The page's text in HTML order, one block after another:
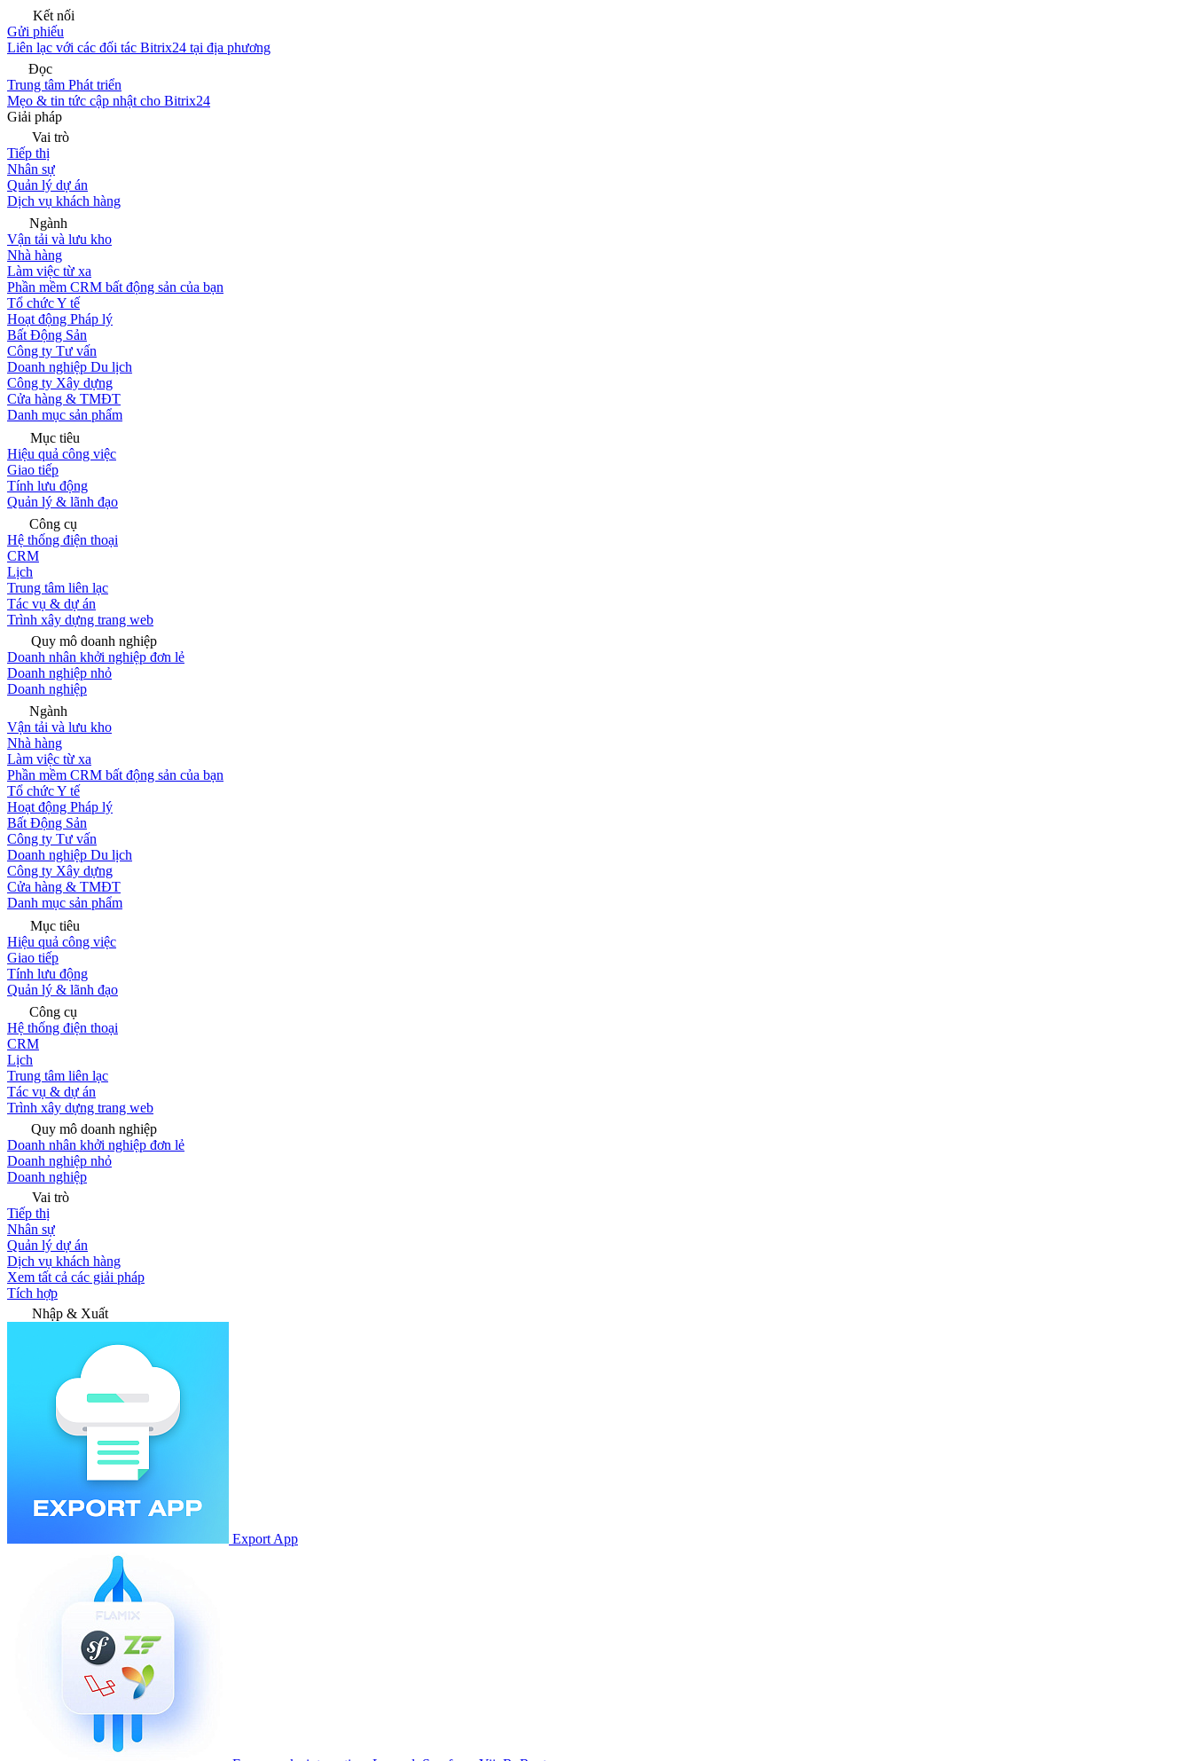
Kết nối
Gửi phiếu
Liên lạc với các đối tác Bitrix24 tại địa phương
Đọc
Trung tâm Phát triển
Mẹo & tin tức cập nhật cho Bitrix24
Giải pháp
Vai trò
Tiếp thị
Nhân sự
Quản lý dự án
Dịch vụ khách hàng
Ngành
Vận tải và lưu kho
Nhà hàng
Làm việc từ xa
Phần mềm CRM bất động sản của bạn
Tổ chức Y tế
Hoạt động Pháp lý
Bất Động Sản
Công ty Tư vấn
Doanh nghiệp Du lịch
Công ty Xây dựng
Cửa hàng & TMĐT
Danh mục sản phẩm
Mục tiêu
Hiệu quả công việc
Giao tiếp
Tính lưu động
Quản lý & lãnh đạo
Công cụ
Hệ thống điện thoại
CRM
Lịch
Trung tâm liên lạc
Tác vụ & dự án
Trình xây dựng trang web
Quy mô doanh nghiệp
Doanh nhân khởi nghiệp đơn lẻ
Doanh nghiệp nhỏ
Doanh nghiệp
Ngành
Vận tải và lưu kho
Nhà hàng
Làm việc từ xa
Phần mềm CRM bất động sản của bạn
Tổ chức Y tế
Hoạt động Pháp lý
Bất Động Sản
Công ty Tư vấn
Doanh nghiệp Du lịch
Công ty Xây dựng
Cửa hàng & TMĐT
Danh mục sản phẩm
Mục tiêu
Hiệu quả công việc
Giao tiếp
Tính lưu động
Quản lý & lãnh đạo
Công cụ
Hệ thống điện thoại
CRM
Lịch
Trung tâm liên lạc
Tác vụ & dự án
Trình xây dựng trang web
Quy mô doanh nghiệp
Doanh nhân khởi nghiệp đơn lẻ
Doanh nghiệp nhỏ
Doanh nghiệp
Vai trò
Tiếp thị
Nhân sự
Quản lý dự án
Dịch vụ khách hàng
Xem tất cả các giải pháp
Tích hợp
Nhập & Xuất
Export App